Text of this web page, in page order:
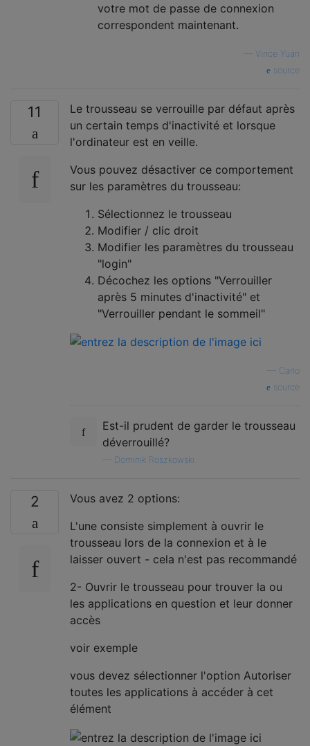
votre mot de passe de connexion
correspondent maintenant.
Vince Yuan
source
11
Le trousseau se verrouille par défaut après
un certain temps d'inactivité et lorsque
l'ordinateur est en veille.
Vous pouvez désactiver ce comportement
sur les paramètres du trousseau:
Sélectionnez le trousseau
Modifier / clic droit
Modifier les paramètres du trousseau
"login"
Décochez les options "Verrouiller
après 5 minutes d'inactivité" et
"Verrouiller pendant le sommeil"
Carlo
source
Est-il prudent de garder le trousseau
déverrouillé?
Dominik Roszkowski
2
Vous avez 2 options:
L'une consiste simplement à ouvrir le
trousseau lors de la connexion et à le
laisser ouvert - cela n'est pas recommandé
2- Ouvrir le trousseau pour trouver la ou
les applications en question et leur donner
accès
voir exemple
vous devez sélectionner l'option Autoriser
toutes les applications à accéder à cet
élément